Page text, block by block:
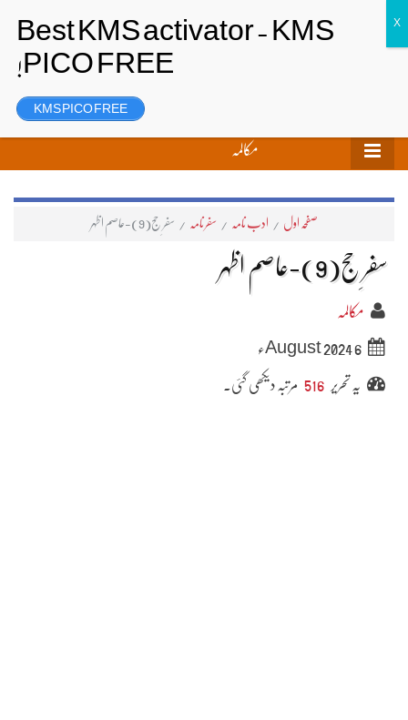
رجسٹر
مکالمہ
صفحہ اول / ادب نامہ / سفر نامہ / سفرِ حج(9)-عاصم اظہر
سفرِ حج(9)-عاصم اظہر
مکالمہ
6 August 2024ء
یہ تحریر 516 مرتبہ دیکھی گئی۔
KMS PICO FREE